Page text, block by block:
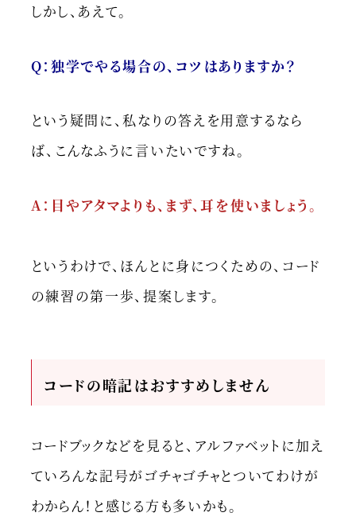
しかし、あえて。
Q：独学でやる場合の、コツはありますか？
という疑問に、私なりの答えを用意するなら
ば、こんなふうに言いたいですね。
A：目やアタマよりも、まず、耳を使いましょう。
というわけで、ほんとに身につくための、コード
の練習の第一歩、提案します。
コードの暗記はおすすめしません
コードブックなどを見ると、アルファベットに加え
ていろんな記号がゴチャゴチャとついてわけが
わからん！と感じる方も多いかも。